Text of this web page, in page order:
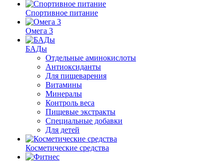
Спортивное питание
Омега 3
БАДы
Отдельные аминокислоты
Антиоксиданты
Для пищеварения
Витамины
Минералы
Контроль веса
Пищевые экстракты
Специальные добавки
Для детей
Косметические средства